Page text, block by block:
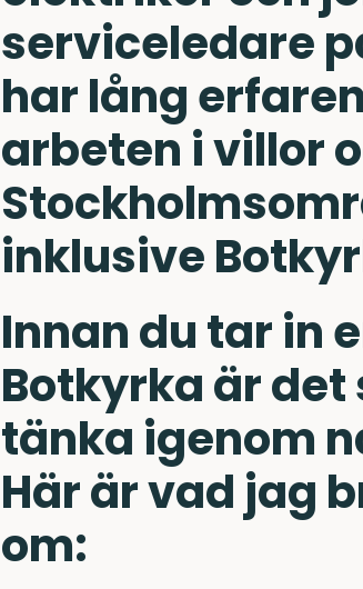
serviceledare
har lång
arbeten i villor
inklusive
Innan du tar in
Botkyrka är
tänka igenom
Här är vad jag
om: